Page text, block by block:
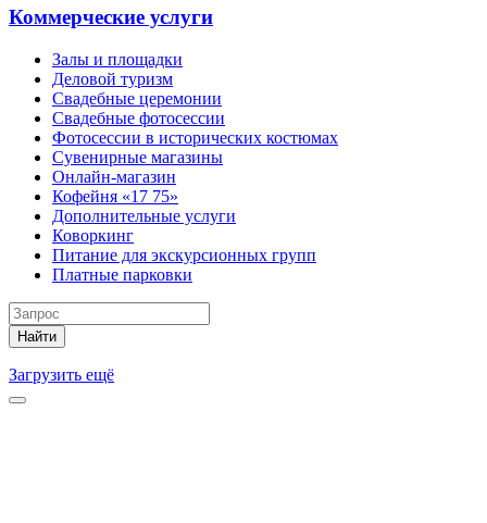
Коммерческие услуги
Залы и площадки
Деловой туризм
Свадебные церемонии
Свадебные фотосессии
Фотосессии в исторических костюмах
Сувенирные магазины
Онлайн-магазин
Кофейня «17 75»
Дополнительные услуги
Коворкинг
Питание для экскурсионных групп
Платные парковки
Найти
Загрузить ещё